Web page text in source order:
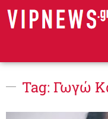
Tag: Γωγώ